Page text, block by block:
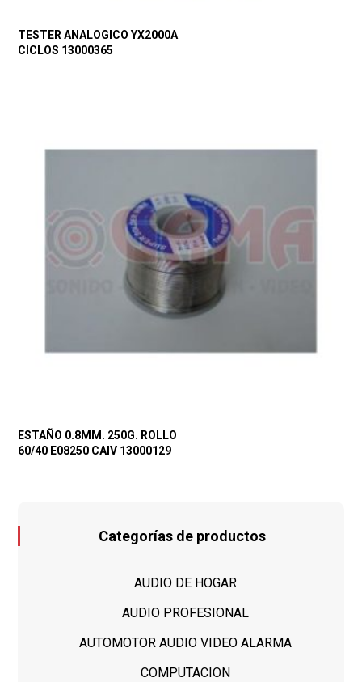
TESTER ANALOGICO YX2000A
CICLOS 13000365
ESTAÑO 0.8MM. 250G. ROLLO
60/40 E08250 CAIV 13000129
Categorías de productos
AUDIO DE HOGAR
AUDIO PROFESIONAL
AUTOMOTOR AUDIO VIDEO ALARMA
COMPUTACION